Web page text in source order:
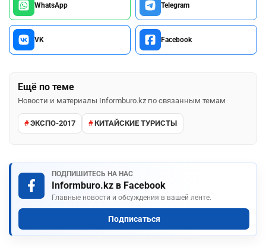
WhatsApp Telegram
VK Facebook
Ещё по теме
Новости и материалы Informburo.kz по связанным темам
ЭКСПО-2017 КИТАЙСКИЕ ТУРИСТЫ
ПОДПИШИТЕСЬ НА НАС
Informburo.kz в Facebook
Главные новости и обсуждения в вашей ленте.
Подписаться